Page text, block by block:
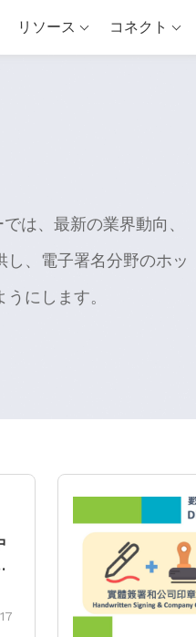
リソース コネクト
は、最新の業界動向、
、電子署名分野のホッ
にします。